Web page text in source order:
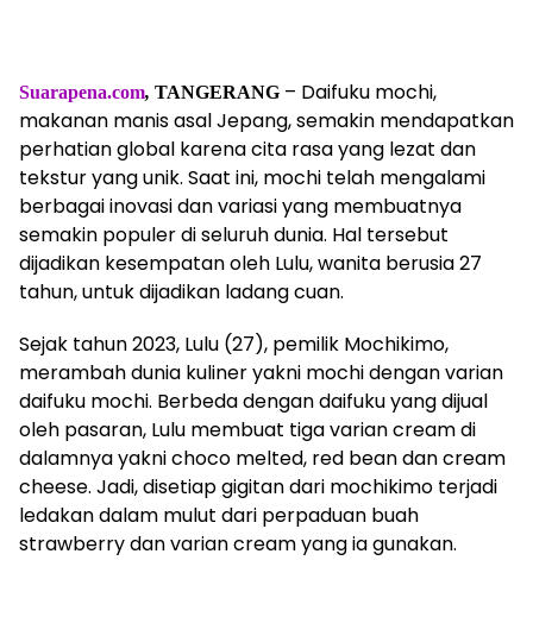
Suarapena.com, TANGERANG – Daifuku mochi,
makanan manis asal Jepang, semakin mendapatkan
perhatian global karena cita rasa yang lezat dan
tekstur yang unik. Saat ini, mochi telah mengalami
berbagai inovasi dan variasi yang membuatnya
semakin populer di seluruh dunia. Hal tersebut
dijadikan kesempatan oleh Lulu, wanita berusia 27
tahun, untuk dijadikan ladang cuan.
Sejak tahun 2023, Lulu (27), pemilik Mochikimo,
merambah dunia kuliner yakni mochi dengan varian
daifuku mochi. Berbeda dengan daifuku yang dijual
oleh pasaran, Lulu membuat tiga varian cream di
dalamnya yakni choco melted, red bean dan cream
cheese. Jadi, disetiap gigitan dari mochikimo terjadi
ledakan dalam mulut dari perpaduan buah
strawberry dan varian cream yang ia gunakan.